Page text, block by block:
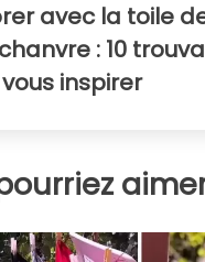
avec la toile
: 10
inspirer